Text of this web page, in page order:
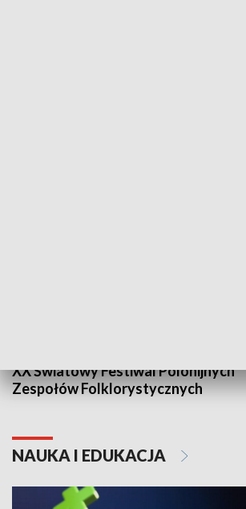
XX Światowy Festiwal Polonijnych
Zespołów Folklorystycznych
NAUKA I EDUKACJA